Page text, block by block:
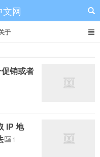
网
于
销或者
IP 地
1